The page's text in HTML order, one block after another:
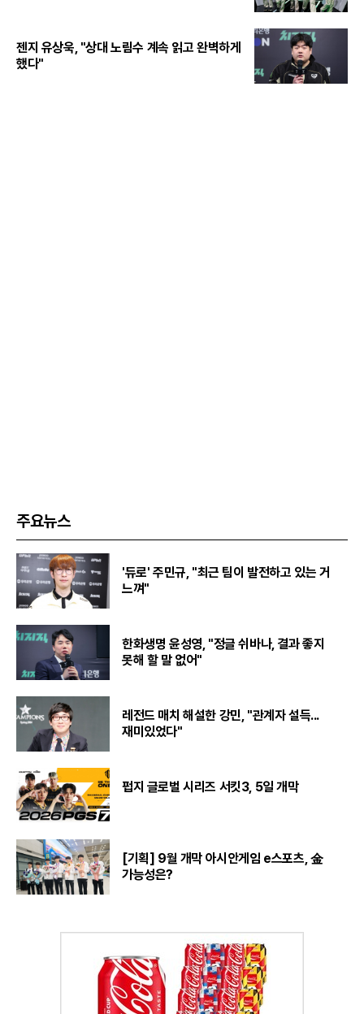
젠지 유상욱, "상대 노림수 계속 읽고 완벽하게
했다"
주요뉴스
'듀로' 주민규, "최근 팀이 발전하고 있는 거
느껴"
한화생명 윤성영, "정글 쉬바나, 결과 좋지
못해 할 말 없어"
레전드 매치 해설한 강민, "관계자 설득...
재미있었다"
펍지 글로벌 시리즈 서킷3, 5일 개막
[기획] 9월 개막 아시안게임 e스포츠, 金
가능성은?